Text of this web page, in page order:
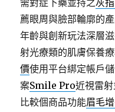
需對症下藥並持之灰
薦眼周與臉部輪廓的
年齡與創新玩法深層
射光療類的肌膚保養
價使用平台綁定帳戶
案Smile Pro近視雷
比較個商品功能眉毛